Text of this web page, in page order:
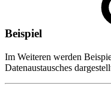
Beispiel
Im Weiteren werden
Datenaustausches